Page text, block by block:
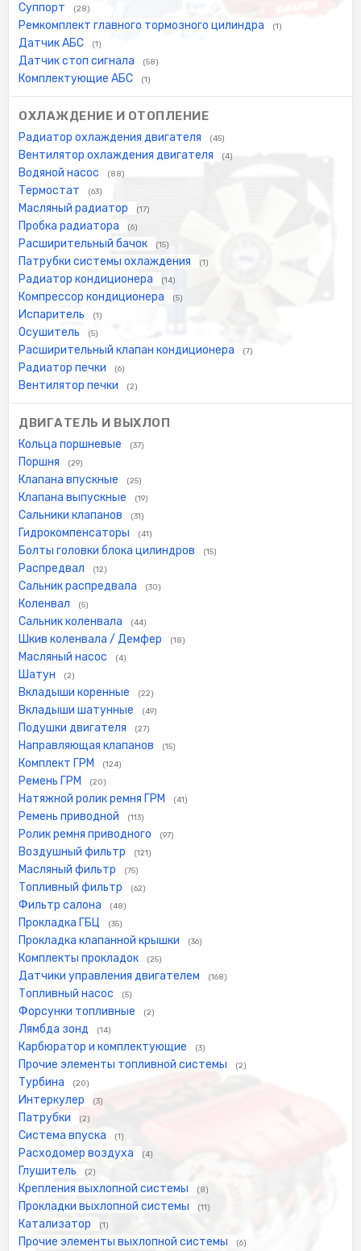
Суппорт (28)
Ремкомплект главного тормозного цилиндра (1)
Датчик АБС (1)
Датчик стоп сигнала (58)
Комплектующие АБС (1)
ОХЛАЖДЕНИЕ И ОТОПЛЕНИЕ
Радиатор охлаждения двигателя (45)
Вентилятор охлаждения двигателя (4)
Водяной насос (88)
Термостат (63)
Масляный радиатор (17)
Пробка радиатора (6)
Расширительный бачок (15)
Патрубки системы охлаждения (1)
Радиатор кондиционера (14)
Компрессор кондиционера (5)
Испаритель (1)
Осушитель (5)
Расширительный клапан кондиционера (7)
Радиатор печки (6)
Вентилятор печки (2)
ДВИГАТЕЛЬ И ВЫХЛОП
Кольца поршневые (37)
Поршня (29)
Клапана впускные (25)
Клапана выпускные (19)
Сальники клапанов (31)
Гидрокомпенсаторы (41)
Болты головки блока цилиндров (15)
Распредвал (12)
Сальник распредвала (30)
Коленвал (5)
Сальник коленвала (44)
Шкив коленвала / Демфер (18)
Масляный насос (4)
Шатун (2)
Вкладыши коренные (22)
Вкладыши шатунные (49)
Подушки двигателя (27)
Направляющая клапанов (15)
Комплект ГРМ (124)
Ремень ГРМ (20)
Натяжной ролик ремня ГРМ (41)
Ремень приводной (113)
Ролик ремня приводного (97)
Воздушный фильтр (121)
Масляный фильтр (75)
Топливный фильтр (62)
Фильтр салона (48)
Прокладка ГБЦ (35)
Прокладка клапанной крышки (36)
Комплекты прокладок (25)
Датчики управления двигателем (168)
Топливный насос (5)
Форсунки топливные (2)
Лямбда зонд (14)
Карбюратор и комплектующие (3)
Прочие элементы топливной системы (2)
Турбина (20)
Интеркулер (3)
Патрубки (2)
Система впуска (1)
Расходомер воздуха (4)
Глушитель (2)
Крепления выхлопной системы (8)
Прокладки выхлопной системы (11)
Катализатор (1)
Прочие элементы выхлопной системы (6)